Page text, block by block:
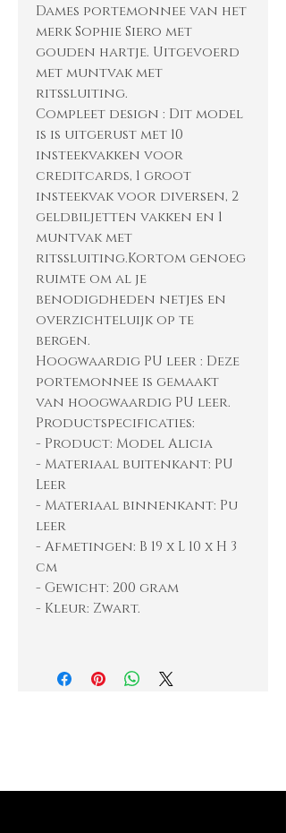
Dames portemonnee van het
merk Sophie Siero met
gouden hartje. Uitgevoerd
met muntvak met
ritssluiting.
Compleet design : Dit model
is is uitgerust met 10
insteekvakken voor
creditcards, 1 groot
insteekvak voor diversen, 2
geldbiljetten vakken en 1
muntvak met
ritssluiting.Kortom genoeg
ruimte om al je
benodigdheden netjes en
overzichteluijk op te
bergen.
Hoogwaardig PU leer : Deze
portemonnee is gemaakt
van hoogwaardig PU leer.
Productspecificaties:
- Product: Model Alicia
- Materiaal buitenkant: PU
Leer
- Materiaal binnenkant: Pu
leer
- Afmetingen: B 19 x L 10 x H 3
cm
- Gewicht: 200 gram
- Kleur: Zwart.